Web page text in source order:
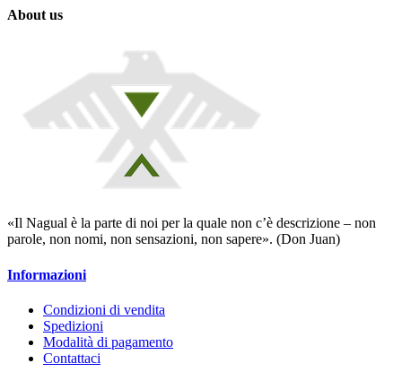
About us
«Il Nagual è la parte di noi per la quale non c’è descrizione – non
parole, non nomi, non sensazioni, non sapere». (Don Juan)
Informazioni
Condizioni di vendita
Spedizioni
Modalità di pagamento
Contattaci